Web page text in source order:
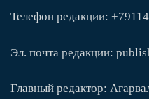
Телефон редакции:
Эл. почта редакции:
Главный редактор: